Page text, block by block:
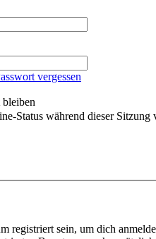
vergessen
Status während dieser Sitzung
registriert sein, um dich